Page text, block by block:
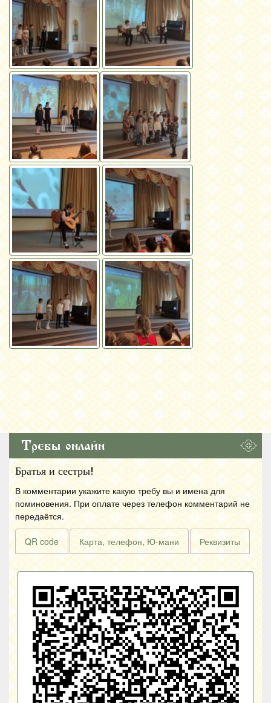
Требы онлайн
Братья и сестры!
В комментарии укажите какую требу вы и имена для
поминовения. При оплате через телефон комментарий не
передаётся.
QR code Карта, телефон, Ю-мани Реквизиты